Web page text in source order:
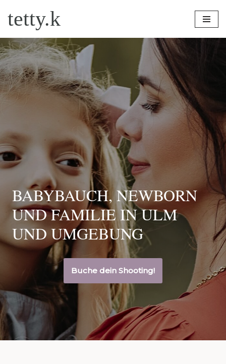
Zum
Inhalt
springen
tetty.k
BABYBAUCH, NEWBORN
UND FAMILIE IN ULM
UND UMGEBUNG
Buche dein Shooting!